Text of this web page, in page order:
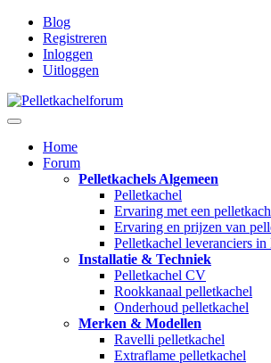
Blog
Registreren
Inloggen
Uitloggen
Home
Forum
Pelletkachels Algemeen
Pelletkachel
Ervaring met een
Ervaring en prijzen van
Pelletkachel leveranciers in
Installatie & Techniek
Pelletkachel CV
Rookkanaal pelletkachel
Onderhoud pelletkachel
Merken & Modellen
Ravelli pelletkachel
Extraflame pelletkachel